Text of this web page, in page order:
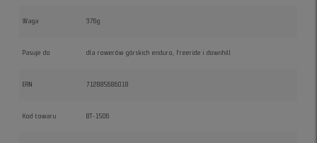
Waga 376g
Pasuje do dla rowerów górskich enduro, freeride i downhill
EAN 712885686018
Kod towaru BT-1506